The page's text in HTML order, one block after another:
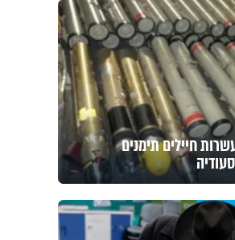
חיילים תימנים